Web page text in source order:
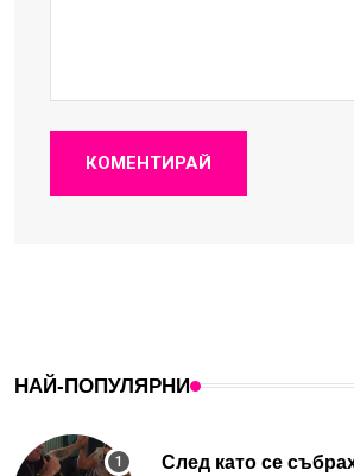
КОМЕНТИРАЙ
НАЙ-ПОПУЛЯРНИ
След като се